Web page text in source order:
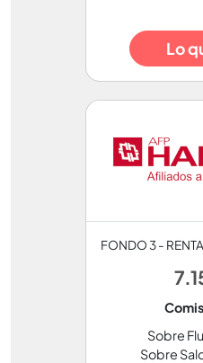
Lo
FONDO 3 -
Sobre
Sobre